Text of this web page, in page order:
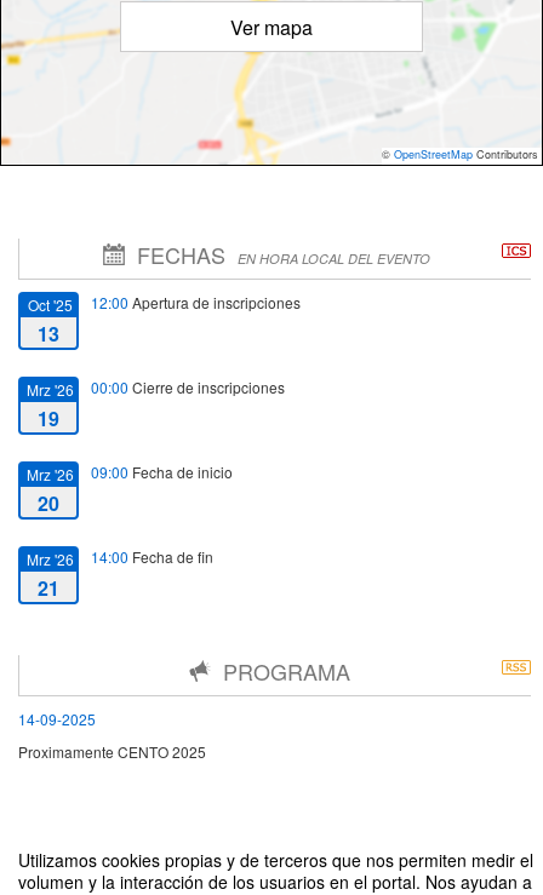
Utilizamos cookies propias y de terceros que nos permiten medir el
volumen y la interacción de los usuarios en el portal. Nos ayudan a
Ver mapa
© OpenStreetMap Contributors
FECHAS EN HORA LOCAL DEL EVENTO
Oct '25
13
12:00 Apertura de inscripciones
Mrz '26
19
00:00 Cierre de inscripciones
Mrz '26
20
09:00 Fecha de inicio
Mrz '26
21
14:00 Fecha de fin
PROGRAMA
14-09-2025
Proximamente CENTO 2025
Congreso Nacional de Estudiantes de Terapia Ocupacional